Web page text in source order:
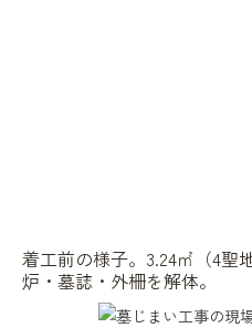
着工前の様子。3.24㎡（4聖
炉・墓誌・外柵を解体。